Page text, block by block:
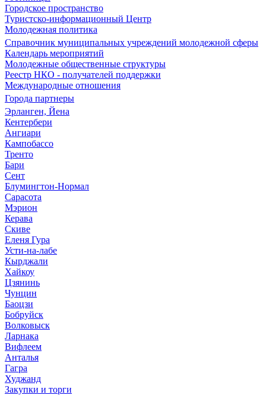
Городское пространство
Туристско-информационный Центр
Молодежная политика
Справочник муниципальных учреждений молодежной сферы
Календарь мероприятий
Молодежные общественные структуры
Реестр НКО - получателей поддержки
Международные отношения
Города партнеры
Эрланген, Йена
Кентербери
Ангиари
Кампобассо
Тренто
Бари
Сент
Блумингтон-Нормал
Сарасота
Мэрион
Керава
Скиве
Еленя Гура
Усти-на-лабе
Кырджали
Хайкоу
Цзянинь
Чунцин
Баоцзи
Бобруйск
Волковыск
Ларнака
Вифлеем
Анталья
Гагра
Худжанд
Закупки и торги